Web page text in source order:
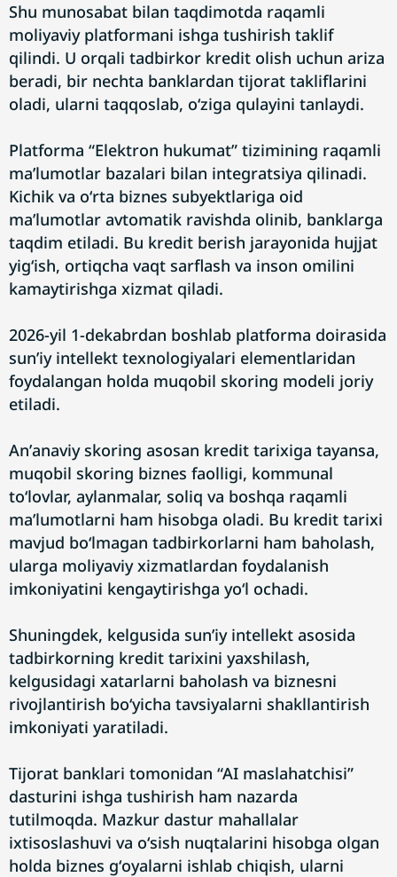
Shu munosabat bilan taqdimotda raqamli
moliyaviy platformani ishga tushirish taklif
qilindi. U orqali tadbirkor kredit olish uchun ariza
beradi, bir nechta banklardan tijorat takliflarini
oladi, ularni taqqoslab, oʻziga qulayini tanlaydi.
Platforma “Elektron hukumat” tizimining raqamli
maʼlumotlar bazalari bilan integratsiya qilinadi.
Kichik va oʻrta biznes subyektlariga oid
maʼlumotlar avtomatik ravishda olinib, banklarga
taqdim etiladi. Bu kredit berish jarayonida hujjat
yigʻish, ortiqcha vaqt sarflash va inson omilini
kamaytirishga xizmat qiladi.
2026-yil 1-dekabrdan boshlab platforma doirasida
sunʼiy intellekt texnologiyalari elementlaridan
foydalangan holda muqobil skoring modeli joriy
etiladi.
Anʼanaviy skoring asosan kredit tarixiga tayansa,
muqobil skoring biznes faolligi, kommunal
toʻlovlar, aylanmalar, soliq va boshqa raqamli
maʼlumotlarni ham hisobga oladi. Bu kredit tarixi
mavjud boʻlmagan tadbirkorlarni ham baholash,
ularga moliyaviy xizmatlardan foydalanish
imkoniyatini kengaytirishga yoʻl ochadi.
Shuningdek, kelgusida sunʼiy intellekt asosida
tadbirkorning kredit tarixini yaxshilash,
kelgusidagi xatarlarni baholash va biznesni
rivojlantirish boʻyicha tavsiyalarni shakllantirish
imkoniyati yaratiladi.
Tijorat banklari tomonidan “AI maslahatchisi”
dasturini ishga tushirish ham nazarda
tutilmoqda. Mazkur dastur mahallalar
ixtisoslashuvi va oʻsish nuqtalarini hisobga olgan
holda biznes gʻoyalarni ishlab chiqish, ularni